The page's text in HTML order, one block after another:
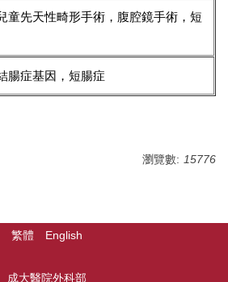
童先天性畸形手術，腹腔鏡手術，短
腸症基因，短腸症
瀏覽數: 15776
繁體 English
成大醫院外科部